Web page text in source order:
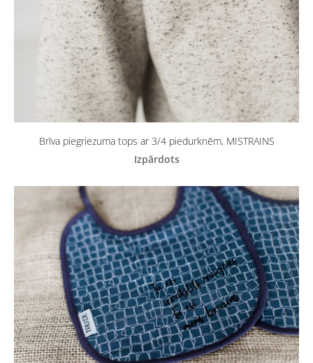
Brīva piegriezuma tops ar 3/4 piedurknēm, MISTRAINS
Izpārdots